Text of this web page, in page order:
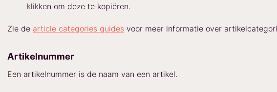
klikken om deze te kopiëren.
Zie de article categories guides voor meer informatie over
Artikelnummer
Een artikelnummer is de naam van een artikel.